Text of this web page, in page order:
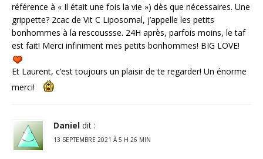
référence à « Il était une fois la vie ») dès que nécessaires. Une
grippette? 2cac de Vit C Liposomal, j’appelle les petits
bonhommes à la rescoussse. 24H après, parfois moins, le taf
est fait! Merci infiniment mes petits bonhommes! BIG LOVE!
Et Laurent, c’est toujours un plaisir de te regarder! Un énorme
merci!
Daniel dit :
13 SEPTEMBRE 2021 À 5 H 26 MIN